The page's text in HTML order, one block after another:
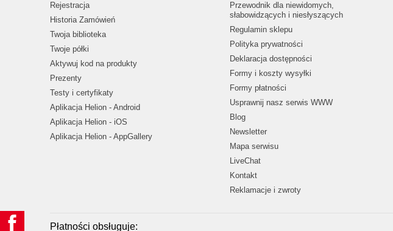
Rejestracja
Historia Zamówień
Twoja biblioteka
Twoje półki
Aktywuj kod na produkty
Prezenty
Testy i certyfikaty
Aplikacja Helion - Android
Aplikacja Helion - iOS
Aplikacja Helion - AppGallery
Przewodnik dla niewidomych,
słabowidzących i niesłyszących
Regulamin sklepu
Polityka prywatności
Deklaracja dostępności
Formy i koszty wysyłki
Formy płatności
Usprawnij nasz serwis WWW
Blog
Newsletter
Mapa serwisu
LiveChat
Kontakt
Reklamacje i zwroty
Płatności obsługuje: